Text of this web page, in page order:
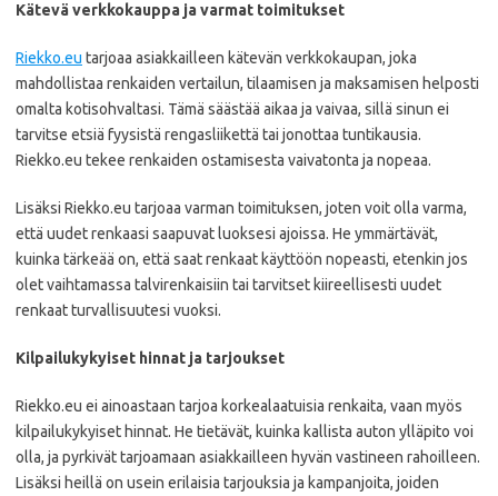
Kätevä verkkokauppa ja varmat toimitukset
Riekko.eu tarjoaa asiakkailleen kätevän verkkokaupan, joka
mahdollistaa renkaiden vertailun, tilaamisen ja maksamisen helposti
omalta kotisohvaltasi. Tämä säästää aikaa ja vaivaa, sillä sinun ei
tarvitse etsiä fyysistä rengasliikettä tai jonottaa tuntikausia.
Riekko.eu tekee renkaiden ostamisesta vaivatonta ja nopeaa.
Lisäksi Riekko.eu tarjoaa varman toimituksen, joten voit olla varma,
että uudet renkaasi saapuvat luoksesi ajoissa. He ymmärtävät,
kuinka tärkeää on, että saat renkaat käyttöön nopeasti, etenkin jos
olet vaihtamassa talvirenkaisiin tai tarvitset kiireellisesti uudet
renkaat turvallisuutesi vuoksi.
Kilpailukykyiset hinnat ja tarjoukset
Riekko.eu ei ainoastaan tarjoa korkealaatuisia renkaita, vaan myös
kilpailukykyiset hinnat. He tietävät, kuinka kallista auton ylläpito voi
olla, ja pyrkivät tarjoamaan asiakkailleen hyvän vastineen rahoilleen.
Lisäksi heillä on usein erilaisia tarjouksia ja kampanjoita, joiden